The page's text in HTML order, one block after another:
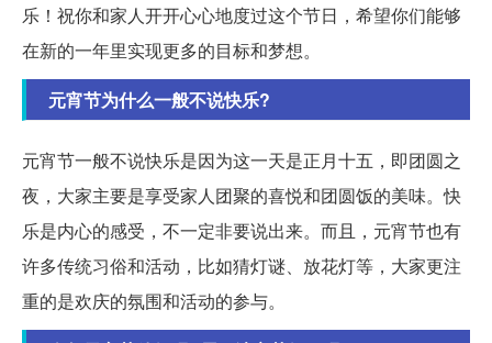
乐！祝你和家人开开心心地度过这个节日，希望你们能够
在新的一年里实现更多的目标和梦想。
元宵节为什么一般不说快乐?
元宵节一般不说快乐是因为这一天是正月十五，即团圆之
夜，大家主要是享受家人团聚的喜悦和团圆饭的美味。快
乐是内心的感受，不一定非要说出来。而且，元宵节也有
许多传统习俗和活动，比如猜灯谜、放花灯等，大家更注
重的是欢庆的氛围和活动的参与。